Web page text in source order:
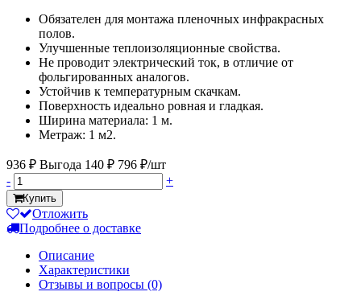
Обязателен для монтажа пленочных инфракрасных
полов.
Улучшенные теплоизоляционные свойства.
Не проводит электрический ток, в отличие от
фольгированных аналогов.
Устойчив к температурным скачкам.
Поверхность идеально ровная и гладкая.
Ширина материала: 1 м.
Метраж: 1 м2.
936 ₽ Выгода 140 ₽ 796 ₽/шт
-
+
Купить
Отложить
Подробнее о доставке
Описание
Характеристики
Отзывы и вопросы (0)